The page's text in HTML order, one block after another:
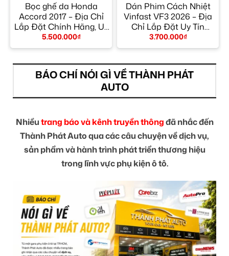
Bọc ghế da Honda
Accord 2017 – Địa Chỉ
Lắp Đặt Chính Hãng, Uy
Tín TPHCM
5.500.000₫
Dán Phim Cách Nhiệt
Vinfast VF3 2026 – Địa
Chỉ Lắp Đặt Uy Tín
TPHCM
3.700.000₫
BÁO CHÍ NÓI GÌ VỀ THÀNH PHÁT
AUTO
Nhiềutrang báo và kênh truyền thôngđã nhắc đến
Thành Phát Auto qua các câu chuyện về dịch vụ,
sản phẩm và hành trình phát triển thương hiệu
trong lĩnh vực phụ kiện ô tô.